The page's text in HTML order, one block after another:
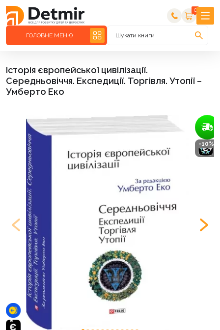
0
ГОЛОВНЕ МЕНЮ Шукати книги
Історія європейської цивілізації.
Середньовіччя. Експедиції. Торгівля. Утопії –
Умберто Еко
-10%